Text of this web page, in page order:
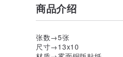
商品介绍
张数→5张
尺寸→13x10